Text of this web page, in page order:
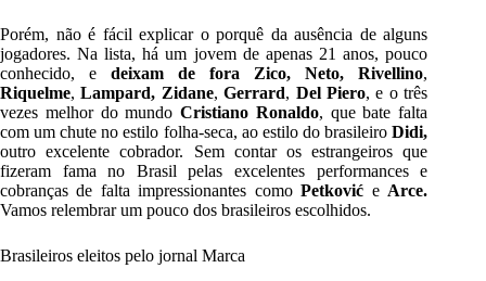
Porém, não é fácil explicar o porquê da ausência de alguns
jogadores. Na lista, há um jovem de apenas 21 anos, pouco
conhecido, edeixam de fora Zico, Neto, Rivellino,
Riquelme,Lampard, Zidane,Gerrard, Del Piero, e o três
vezes melhor do mundoCristiano Ronaldo, que bate falta
com um chute no estilo folha-seca, ao estilo do brasileiroDidi,
outro excelente cobrador. Sem contar os estrangeiros que
fizeram fama no Brasil pelas excelentes performances e
cobranças de falta impressionantes comoPetković e Arce.
Vamos relembrar um pouco dos brasileiros escolhidos.
Brasileiros eleitos pelo jornal Marca